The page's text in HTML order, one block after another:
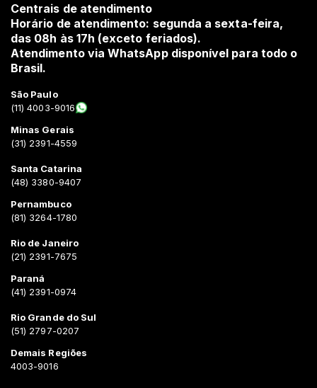
Centrais de atendimento
Horário de atendimento: segunda a sexta-feira,
das 08h às 17h (exceto feriados).
Atendimento via WhatsApp disponível para todo o
Brasil.
São Paulo
(11) 4003-9016
Minas Gerais
(31) 2391-4559
Santa Catarina
(48) 3380-9407
Pernambuco
(81) 3264-1780
Rio de Janeiro
(21) 2391-7675
Paraná
(41) 2391-0974
Rio Grande do Sul
(51) 2797-0207
Demais Regiões
4003-9016